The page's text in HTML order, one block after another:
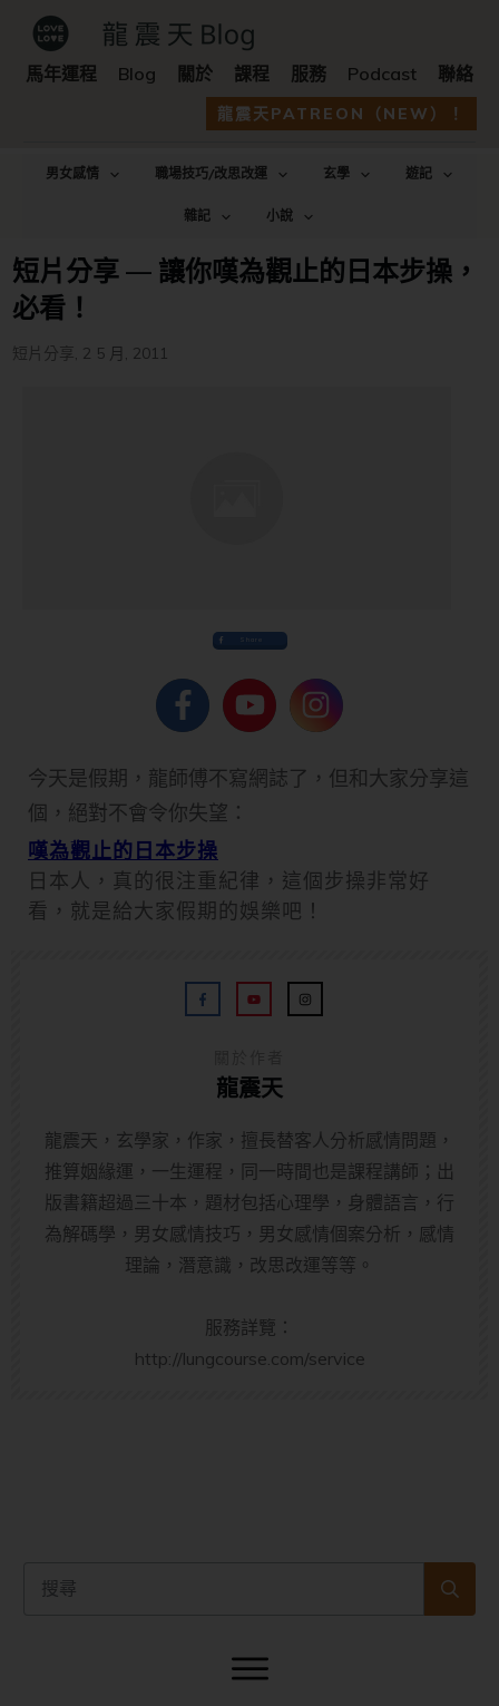
馬年運程 Blog 關於 課程 服務 Podcast 聯絡
龍震天PATREON（NEW）！
男女感情 職場技巧/改思改運 玄學
遊記
雜記
小說
短片分享 — 讓你嘆為觀止的日本步操，
必看！
短片分享, 2 5 月, 2011
Share
今天是假期，龍師傅不寫網誌了，但和大家分享這
個，絕對不會令你失望：
嘆為觀止的日本步操
日本人，真的很注重紀律，這個步操非常好
看，就是給大家假期的娛樂吧！
龍震天
龍震天，玄學家，作家，擅長替客人分析感情問題，
推算姻緣運，一生運程，同一時間也是課程講師；出
版書籍超過三十本，題材包括心理學，身體語言，行
為解碼學，男女感情技巧，男女感情個案分析，感情
理論，潛意識，改思改運等等。
服務詳覽：
http://lungcourse.com/service